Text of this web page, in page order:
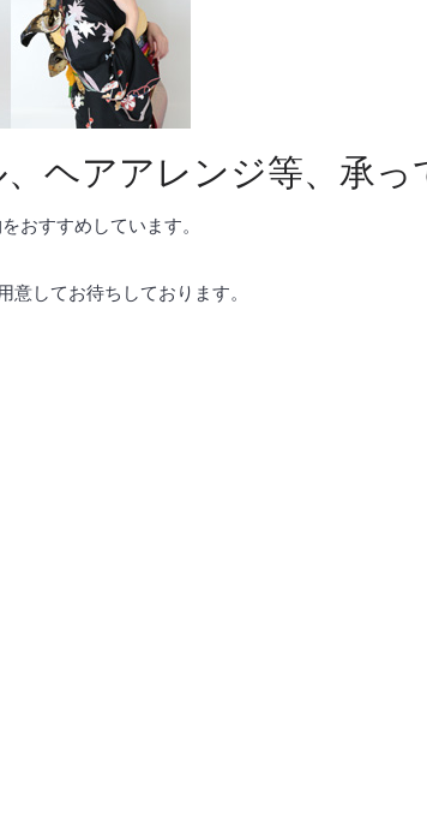
ヘアアレンジ等、承っ
おすすめしています。
してお待ちしております。